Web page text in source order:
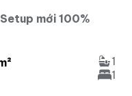
mới 100%
1
1